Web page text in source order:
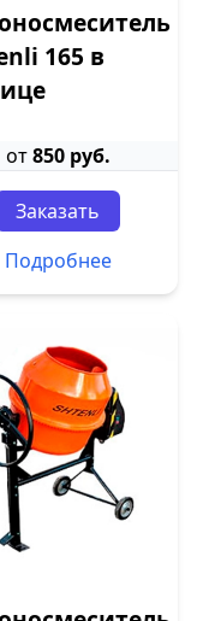
165 в
от850 руб.
Заказать
Подробнее